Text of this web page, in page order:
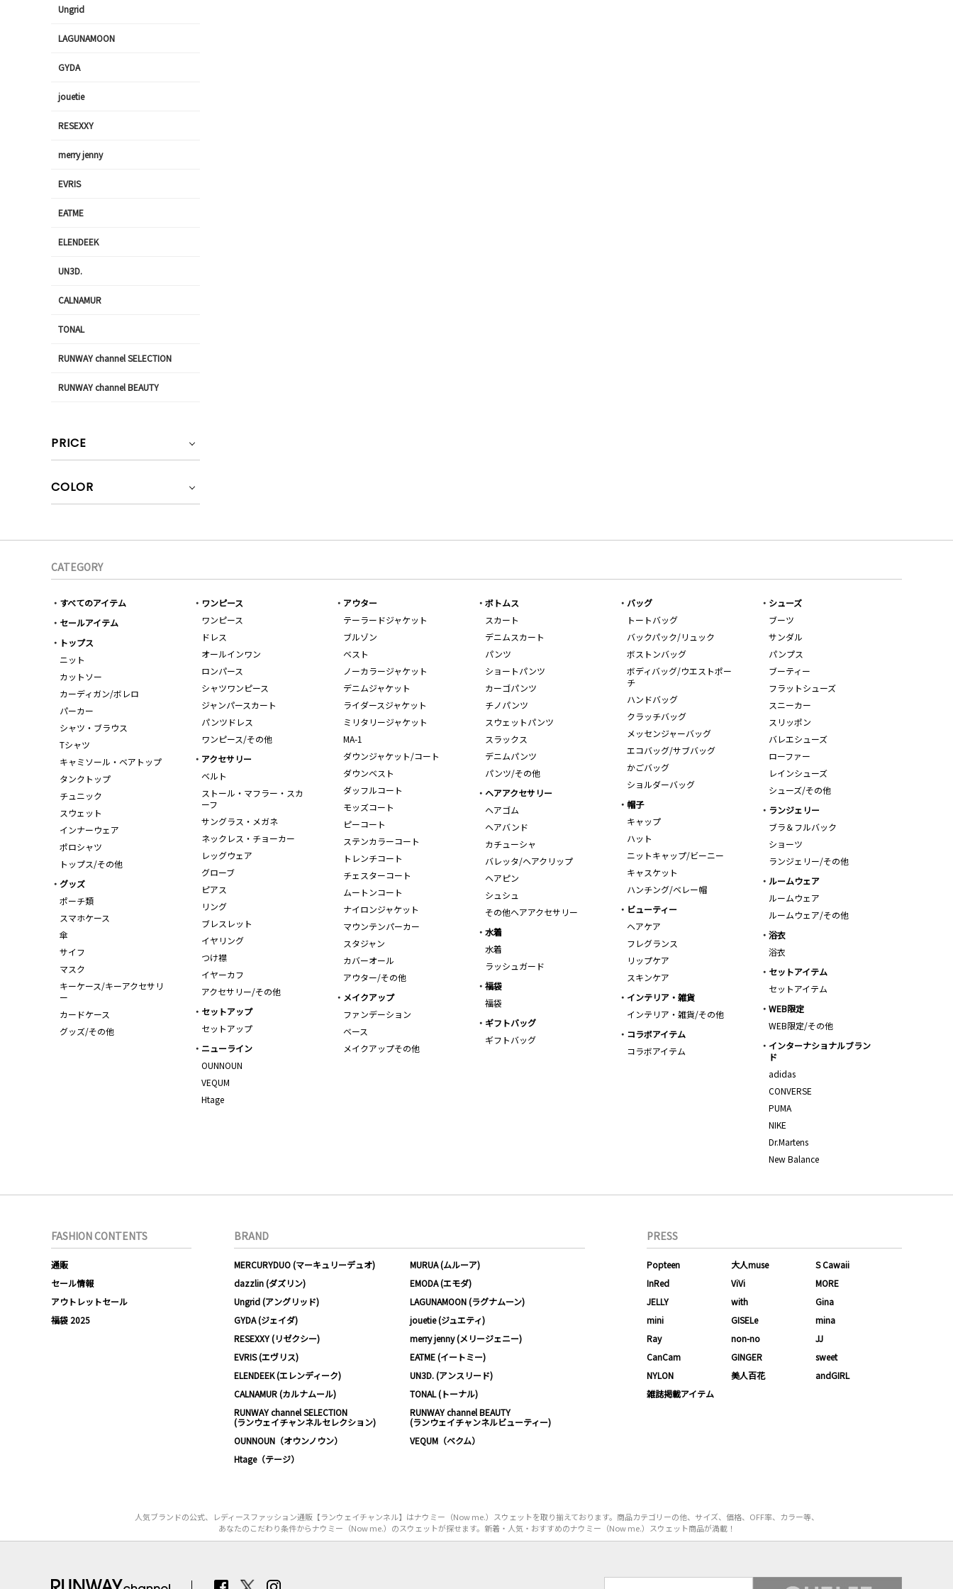
Ungrid
LAGUNAMOON
GYDA
jouetie
RESEXXY
merry jenny
EVRIS
EATME
ELENDEEK
UN3D.
CALNAMUR
TONAL
RUNWAY channel SELECTION
RUNWAY channel BEAUTY
PRICE
COLOR
CATEGORY
すべてのアイテム
セールアイテム
トップス
ニット
カットソー
カーディガン/ボレロ
パーカー
シャツ・ブラウス
Tシャツ
キャミソール・ベアトップ
タンクトップ
チュニック
スウェット
インナーウェア
ポロシャツ
トップス/その他
ワンピース
ワンピース
ドレス
オールインワン
ロンパース
シャツワンピース
ジャンパースカート
パンツドレス
ワンピース/その他
アウター
テーラードジャケット
ブルゾン
ベスト
ノーカラージャケット
デニムジャケット
ライダースジャケット
ミリタリージャケット
MA-1
ダウンジャケット/コート
ダウンベスト
ダッフルコート
モッズコート
ピーコート
ステンカラーコート
トレンチコート
チェスターコート
ムートンコート
ナイロンジャケット
マウンテンパーカー
スタジャン
カバーオール
アウター/その他
ボトムス
スカート
デニムスカート
パンツ
ショートパンツ
カーゴパンツ
チノパンツ
スウェットパンツ
スラックス
デニムパンツ
パンツ/その他
バッグ
トートバッグ
バックパック/リュック
ボストンバッグ
ボディバッグ/ウエストポー
チ
ハンドバッグ
クラッチバッグ
メッセンジャーバッグ
エコバッグ/サブバッグ
かごバッグ
ショルダーバッグ
シューズ
ブーツ
サンダル
パンプス
ブーティー
フラットシューズ
スニーカー
スリッポン
バレエシューズ
ローファー
レインシューズ
シューズ/その他
アクセサリー
ベルト
ストール・マフラー・スカ
ーフ
サングラス・メガネ
ネックレス・チョーカー
レッグウェア
グローブ
ピアス
リング
ブレスレット
イヤリング
つけ襟
イヤーカフ
アクセサリー/その他
ヘアアクセサリー
ヘアゴム
ヘアバンド
カチューシャ
バレッタ/ヘアクリップ
ヘアピン
シュシュ
その他ヘアアクセサリー
帽子
キャップ
ハット
ニットキャップ/ビーニー
キャスケット
ハンチング/ベレー帽
ランジェリー
ブラ＆フルバック
ショーツ
ランジェリー/その他
ルームウェア
ルームウェア
ルームウェア/その他
グッズ
ポーチ類
スマホケース
傘
サイフ
マスク
キーケース/キーアクセサリ
ー
カードケース
グッズ/その他
ビューティー
ヘアケア
フレグランス
リップケア
スキンケア
水着
水着
ラッシュガード
浴衣
浴衣
セットアイテム
セットアイテム
福袋
福袋
メイクアップ
ファンデーション
ベース
メイクアップその他
インテリア・雑貨
インテリア・雑貨/その他
WEB限定
WEB限定/その他
セットアップ
セットアップ
ギフトバッグ
ギフトバッグ
コラボアイテム
コラボアイテム
インターナショナルブラン
ド
adidas
CONVERSE
PUMA
NIKE
Dr.Martens
New Balance
ニューライン
OUNNOUN
VEQUM
Htage
FASHION CONTENTS
通販
セール情報
アウトレットセール
福袋 2025
BRAND
MERCURYDUO (マーキュリーデュオ)
MURUA (ムルーア)
dazzlin (ダズリン)
EMODA (エモダ)
Ungrid (アングリッド)
LAGUNAMOON (ラグナムーン)
GYDA (ジェイダ)
jouetie (ジュエティ)
RESEXXY (リゼクシー)
merry jenny (メリージェニー)
EVRIS (エヴリス)
EATME (イートミー)
ELENDEEK (エレンディーク)
UN3D. (アンスリード)
CALNAMUR (カルナムール)
TONAL (トーナル)
RUNWAY channel SELECTION
(ランウェイチャンネルセレクション)
RUNWAY channel BEAUTY
(ランウェイチャンネルビューティー)
OUNNOUN（オウンノウン）
VEQUM（ベクム）
Htage（テージ）
PRESS
Popteen 大人muse
S Cawaii
InRed
ViVi
MORE
JELLY
with
Gina
mini
GISELe
mina
Ray
non-no
JJ
CanCam
GINGER
sweet
NYLON
美人百花
andGIRL
雑誌掲載アイテム
人気ブランドの公式、レディースファッション通販【ランウェイチャンネル】はナウミー（Now me.）スウェットを取り揃えております。商品カテゴリーの他、サイズ、価格、OFF率、カラー等、
あなたのこだわり条件からナウミー（Now me.）のスウェットが探せます。新着・人気・おすすめのナウミー（Now me.）スウェット商品が満載！